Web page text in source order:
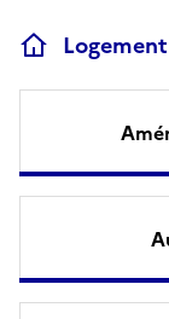
Logement